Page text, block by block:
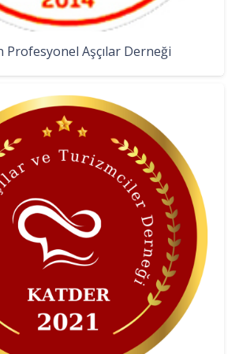
Profesyonel Aşçılar Derneği